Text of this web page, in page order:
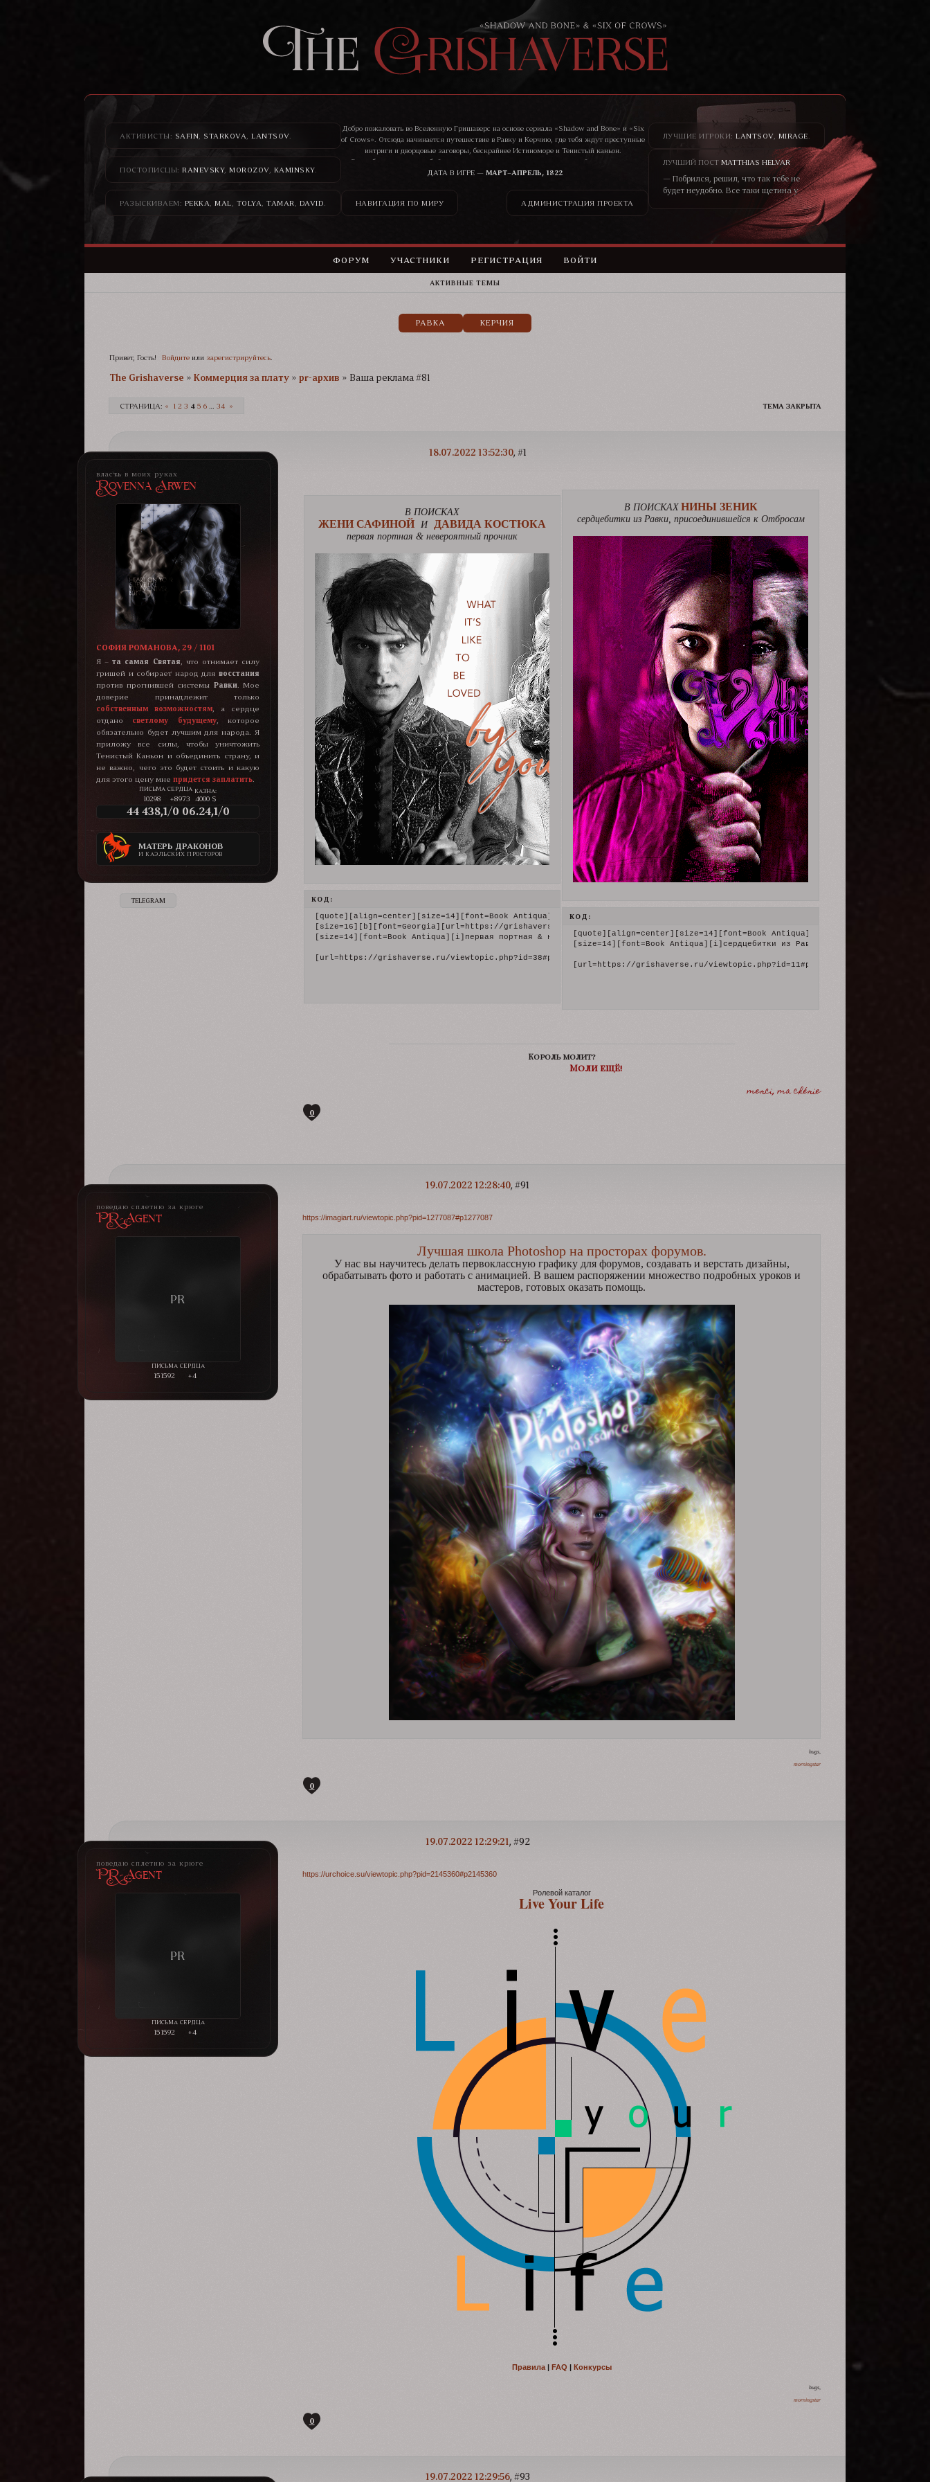
АКТИВИСТЫ: SAFIN STARKOVA LANTSOV.
ПОСТОПИСЦЫ: RANEVSKY, MOROZOV, KAMINSKY.
РАЗЫСКИВАЕМ: PEKKA MAL TOLYA TAMAR DAVID
Добро пожаловать во Вселенную Гришаверс на основе сериала «Shadow and Bone» и «Six
of Crows». Отсюда начинается путешествие в Равку и Керчию, где тебя ждут преступные
интриги и дворцовые заговоры, бескрайнее Истиноморе и Тенистый каньон.
Здесь бандиты, воры, убийцы, цари и святые ведут нескончаемую войну, и никто не
сможет остаться в стороне от ее последствий.
ДАТА В ИГРЕ — МАРТ–АПРЕЛЬ, 1822
НАВИГАЦИЯ ПО МИРУ АДМИНИСТРАЦИЯ ПРОЕКТА
ЛУЧШИЕ ИГРОКИ: LANTSOV, MIRAGE
ЛУЧШИЙ ПОСТ MATTHIAS HELVAR
— Побрился, решил, что так тебе не
будет неудобно. Все таки щетина у
меня всегда была жёсткая, как
шерсть у медведя. – он хохотнул. —
Не думаю, что меня сторонятся
только из-за щетины. Скорее в
принципе от того, что я чужеземец.
уголки глаз блондина чуть сузились,
ФОРУМ УЧАСТНИКИ РЕГИСТРАЦИЯ ВОЙТИ
АКТИВНЫЕ ТЕМЫ
РАВКА КЕРЧИЯ
Привет, Гость! Войдите или зарегистрируйтесь
The Grishaverse­­­ » Коммерция за плату » pr-архив » Ваша реклама #81
СТРАНИЦА: « 1 2 3 4 5 6 34 » ТЕМА ЗАКРЫТА
1
18.07.2022 13:52:30
власть в моих руках
Rovenna Arwen
СОФИЯ РОМАНОВА, 29 / 1101
Я –та самая Святая , что отнимает силу
гришей и собирает народ для восстания
против прогнившей системы Равки. Мое
доверие принадлежит только
собственным возможностям , а сердце
отдано светлому будущему, которое
обязательно будет лучшим для народа. Я
приложу все силы, чтобы уничтожить
Тенистый Каньон и объединить страну, и
не важно, чего это будет стоить и какую
для этого цену мне придется заплатить
10298 +8973
КАЗНА:
4000 $
44 438,1/0 06.24,1/0
МАТЕРЬ ДРАКОНОВ
И КАЭЛЬСКИХ ПРОСТОРОВ
TELEGRAM
В ПОИСКАХ
ЖЕНИ САФИНОЙ И ДАВИДА КОСТЮКА
первая портная & невероятный прочник
КОД:
[quote][align=center][size=14][font=Book Antiqua][i]В ПОИСКАХ[/i][/font][/size]
[size=16][b][font=Georgia][url=https://grishaverse.ru/viewtopic.php?id=38#p92792]ЖЕНИ САФИНОЙ[/url][/font][/b][/size]
[size=14][font=Book Antiqua][i]первая портная & невероятный прочник[/i][/font][/size]
[url=https://grishaverse.ru/viewtopic.php?id=38#p92792][img]https://upforme.ru/uploads/001b/19/fa/136/46258.gif[/img][/url][/
В ПОИСКАХ НИНЫ ЗЕНИК
сердцебитки из Равки, присоединившейся к Отбросам
КОД:
[quote][align=center][size=14][font=Book Antiqua][i]В ПОИСКАХ[/i][/
[size=14][font=Book Antiqua][i]сердцебитки из Равки, присоединившейся
[url=https://grishaverse.ru/viewtopic.php?id=11#p15][img]https://
Король молит?
Моли ещё!
merci, ma chérie
0
91
19.07.2022 12:28:40
поведаю сплетню за крюге
PR-Agent
151592 +4
https://imagiart.ru/viewtopic.php?pid=1277087#p1277087
Лучшая школа Photoshop на просторах форумов.
У нас вы научитесь делать первоклассную графику для форумов, создавать и верстать дизайны,
обрабатывать фото и работать с анимацией. В вашем распоряжении множество подробных уроков и
мастеров, готовых оказать помощь.
hugs,
morningstar
0
92
19.07.2022 12:29:21
поведаю сплетню за крюге
PR-Agent
151592 +4
https://urchoice.su/viewtopic.php?pid=2145360#p2145360
Ролевой каталог
Live Your Life
Правила| FAQ Конкурсы
hugs,
morningstar
0
93
19.07.2022 12:29:56